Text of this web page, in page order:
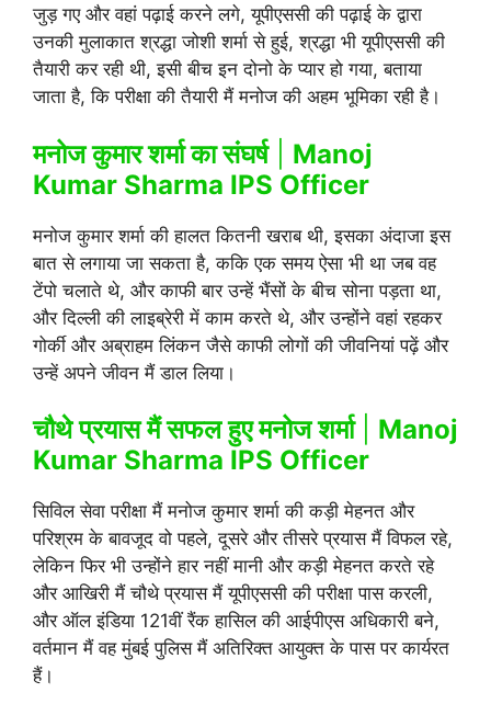
जुड़ गए और वहां पढ़ाई करने लगे, यूपीएससी की पढ़ाई के द्वारा
उनकी मुलाकात श्रद्धा जोशी शर्मा से हुई, श्रद्धा भी यूपीएससी की
तैयारी कर रही थी, इसी बीच इन दोनो के प्यार हो गया, बताया
जाता है, कि परीक्षा की तैयारी मैं मनोज की अहम भूमिका रही है।
मनोज कुमार शर्मा का संघर्ष| Manoj
Kumar Sharma IPS Officer
मनोज कुमार शर्मा की हालत कितनी खराब थी, इसका अंदाजा इस
बात से लगाया जा सकता है, ककि एक समय ऐसा भी था जब वह
टेंपो चलाते थे, और काफी बार उन्हें भैंसों के बीच सोना पड़ता था,
और दिल्ली की लाइब्रेरी में काम करते थे, और उन्होंने वहां रहकर
गोर्की और अब्राहम लिंकन जैसे काफी लोगों की जीवनियां पढ़ें और
उन्हें अपने जीवन मैं डाल लिया।
चौथे प्रयास मैं सफल हुए मनोज शर्मा| Manoj
Kumar Sharma IPS Officer
सिविल सेवा परीक्षा मैं मनोज कुमार शर्मा की कड़ी मेहनत और
परिश्रम के बावजूद वो पहले, दूसरे और तीसरे प्रयास मैं विफल रहे,
लेकिन फिर भी उन्होंने हार नहीं मानी और कड़ी मेहनत करते रहे
और आखिरी मैं चौथे प्रयास मैं यूपीएससी की परीक्षा पास करली,
और ऑल इंडिया 121वीं रैंक हासिल की आईपीएस अधिकारी बने,
वर्तमान मैं वह मुंबई पुलिस मैं अतिरिक्त आयुक्त के पास पर कार्यरत
हैं।